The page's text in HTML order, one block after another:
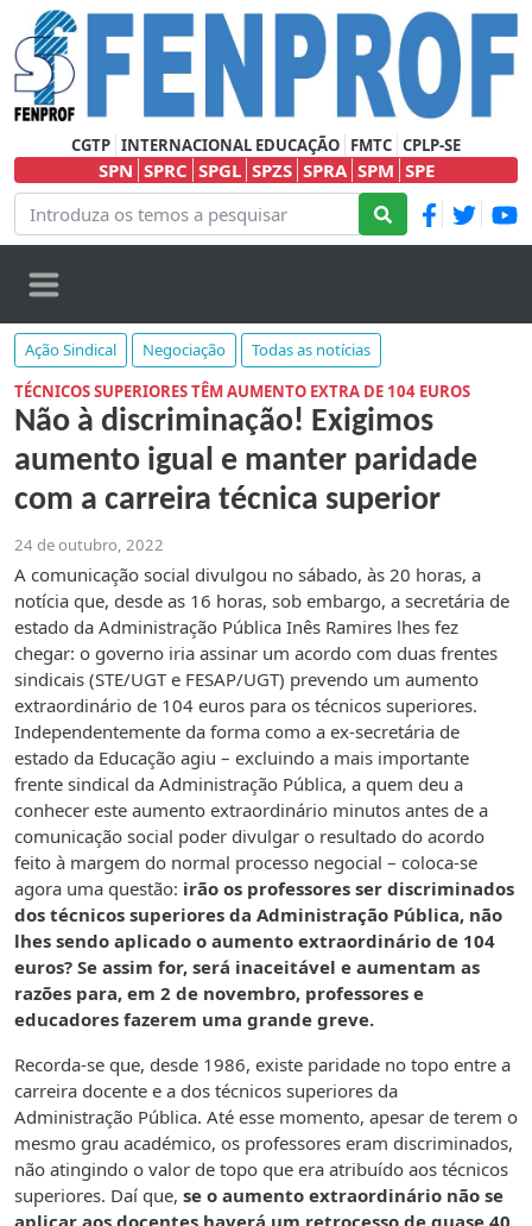
CGTP INTERNACIONAL EDUCAÇÃO FMTC CPLP-SE
SPN SPRC SPGL SPZS SPRA SPM SPE
Ação Sindical Negociação
Todas as notícias
TÉCNICOS SUPERIORES TÊM AUMENTO EXTRA DE 104 EUROS
Não à discriminação! Exigimos
aumento igual e manter paridade
com a carreira técnica superior
24 de outubro, 2022
A comunicação social divulgou no sábado, às 20 horas, a
notícia que, desde as 16 horas, sob embargo, a secretária de
estado da Administração Pública Inês Ramires lhes fez
chegar: o governo iria assinar um acordo com duas frentes
sindicais (STE/UGT e FESAP/UGT) prevendo um aumento
extraordinário de 104 euros para os técnicos superiores.
Independentemente da forma como a ex-secretária de
estado da Educação agiu – excluindo a mais importante
frente sindical da Administração Pública, a quem deu a
conhecer este aumento extraordinário minutos antes de a
comunicação social poder divulgar o resultado do acordo
feito à margem do normal processo negocial – coloca-se
agora uma questão: irão os professores ser discriminados
dos técnicos superiores da Administração Pública, não
lhes sendo aplicado o aumento extraordinário de 104
euros? Se assim for, será inaceitável e aumentam as
razões para, em 2 de novembro, professores e
educadores fazerem uma grande greve.
Recorda-se que, desde 1986, existe paridade no topo entre a
carreira docente e a dos técnicos superiores da
Administração Pública. Até esse momento, apesar de terem o
mesmo grau académico, os professores eram discriminados,
não atingindo o valor de topo que era atribuído aos técnicos
superiores. Daí que, se o aumento extraordinário não se